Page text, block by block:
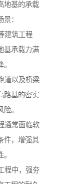
地基的承载
：
建筑工程
基承载力满
道以及桥梁
路基的密实
。
通常面临软
件，增强其
程中，强夯